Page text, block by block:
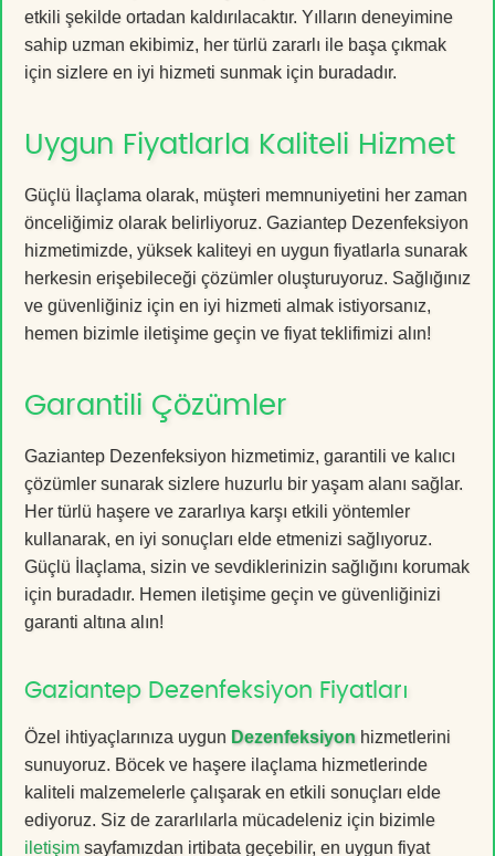
etkili şekilde ortadan kaldırılacaktır. Yılların deneyimine
sahip uzman ekibimiz, her türlü zararlı ile başa çıkmak
için sizlere en iyi hizmeti sunmak için buradadır.
Uygun Fiyatlarla Kaliteli Hizmet
Güçlü İlaçlama olarak, müşteri memnuniyetini her zaman
önceliğimiz olarak belirliyoruz. Gaziantep Dezenfeksiyon
hizmetimizde, yüksek kaliteyi en uygun fiyatlarla sunarak
herkesin erişebileceği çözümler oluşturuyoruz. Sağlığınız
ve güvenliğiniz için en iyi hizmeti almak istiyorsanız,
hemen bizimle iletişime geçin ve fiyat teklifimizi alın!
Garantili Çözümler
Gaziantep Dezenfeksiyon hizmetimiz, garantili ve kalıcı
çözümler sunarak sizlere huzurlu bir yaşam alanı sağlar.
Her türlü haşere ve zararlıya karşı etkili yöntemler
kullanarak, en iyi sonuçları elde etmenizi sağlıyoruz.
Güçlü İlaçlama, sizin ve sevdiklerinizin sağlığını korumak
için buradadır. Hemen iletişime geçin ve güvenliğinizi
garanti altına alın!
Gaziantep Dezenfeksiyon Fiyatları
Özel ihtiyaçlarınıza uygun Dezenfeksiyon hizmetlerini
sunuyoruz. Böcek ve haşere ilaçlama hizmetlerinde
kaliteli malzemelerle çalışarak en etkili sonuçları elde
ediyoruz. Siz de zararlılarla mücadeleniz için bizimle
iletişim sayfamızdan irtibata geçebilir, en uygun fiyat